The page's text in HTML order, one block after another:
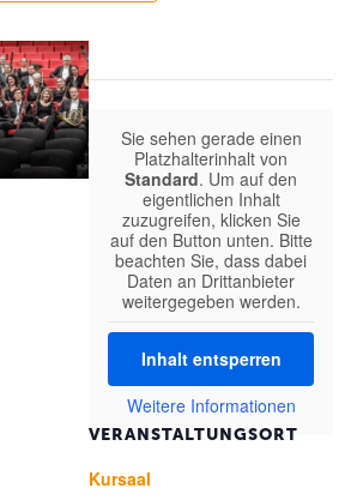
VERANSTALTUNGSORT
Kursaal
Sie sehen gerade einen
Platzhalterinhalt von
Standard. Um auf den
eigentlichen Inhalt
zuzugreifen, klicken Sie
auf den Button unten. Bitte
beachten Sie, dass dabei
Daten an Drittanbieter
weitergegeben werden.
Inhalt entsperren
Weitere Informationen